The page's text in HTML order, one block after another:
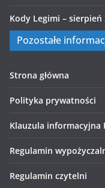
Kody Legimi – sierpień
Pozostałe
Strona główna
Polityka prywatności
Klauzula informacyjna
Regulamin
Regulamin czytelni